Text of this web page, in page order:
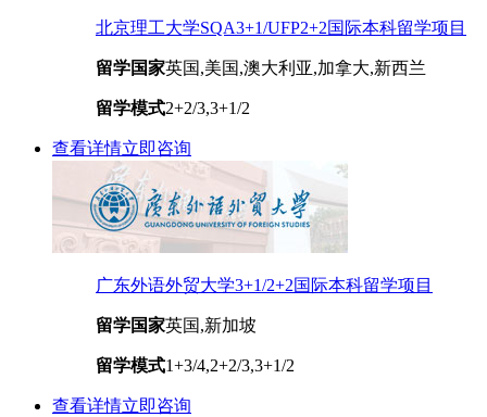
北京理工大学SQA3+1/UFP2+2国际本科留学项目
留学国家英国,美国,澳大利亚,加拿大,新西兰
留学模式2+2/3,3+1/2
查看详情立即咨询
广东外语外贸大学3+1/2+2国际本科留学项目
留学国家英国,新加坡
留学模式1+3/4,2+2/3,3+1/2
查看详情立即咨询